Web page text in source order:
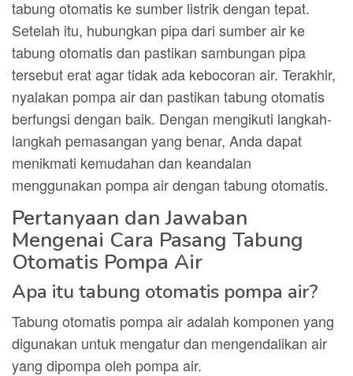
tabung otomatis ke sumber listrik dengan tepat.
Setelah itu, hubungkan pipa dari sumber air ke
tabung otomatis dan pastikan sambungan pipa
tersebut erat agar tidak ada kebocoran air. Terakhir,
nyalakan pompa air dan pastikan tabung otomatis
berfungsi dengan baik. Dengan mengikuti langkah-
langkah pemasangan yang benar, Anda dapat
menikmati kemudahan dan keandalan
menggunakan pompa air dengan tabung otomatis.
Pertanyaan dan Jawaban
Mengenai Cara Pasang Tabung
Otomatis Pompa Air
Apa itu tabung otomatis pompa air?
Tabung otomatis pompa air adalah komponen yang
digunakan untuk mengatur dan mengendalikan air
yang dipompa oleh pompa air.